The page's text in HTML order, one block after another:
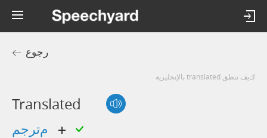
رجوع
كيف تنطق translated بالإنجليزية
Translated